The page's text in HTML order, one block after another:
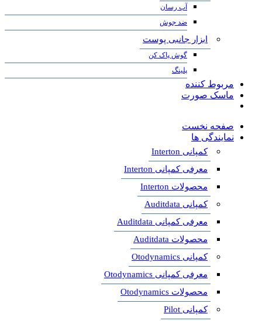
آب رسان
ضد جوش
ابزار جانبی پوست
گوش پاک کن
پلینگ
مربوط کننده
ماسک صورت
صفحه نخست
نمایندگی ها
کمپانی Interton
معرفی کمپانی Interton
محصولات Interton
کمپانی Auditdata
معرفی کمپانی Auditdata
محصولات Auditdata
کمپانی Otodynamics
معرفی کمپانی Otodynamics
محصولات Otodynamics
کمپانی Pilot